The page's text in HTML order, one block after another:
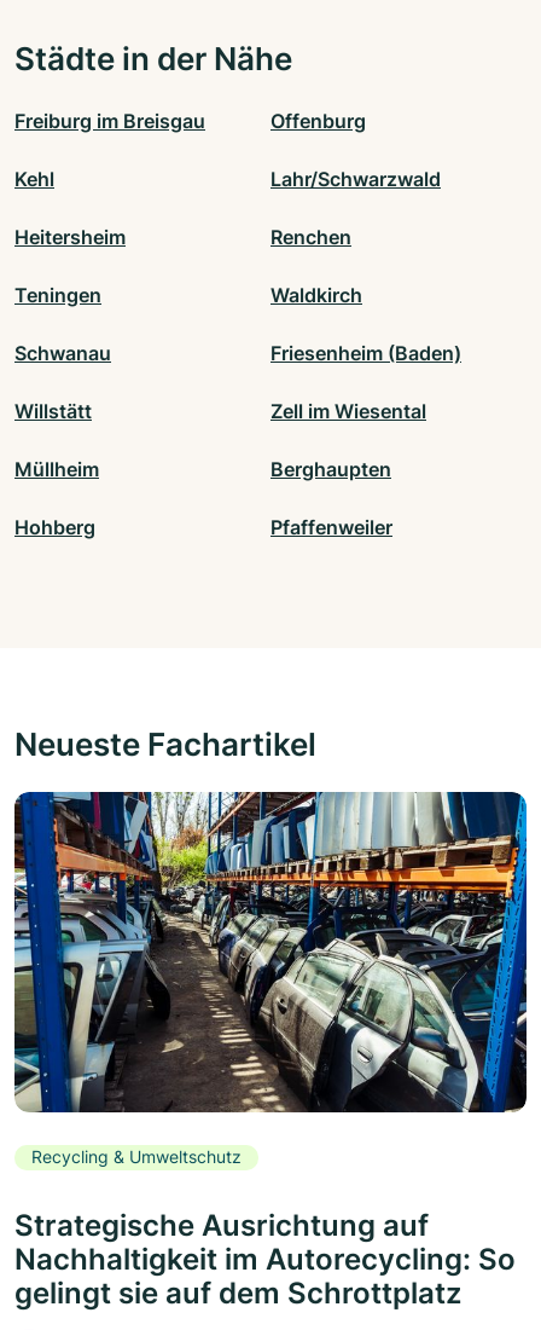
Städte in der Nähe
Freiburg im Breisgau Offenburg
Kehl Lahr/Schwarzwald
Heitersheim Renchen
Teningen Waldkirch
Schwanau Friesenheim (Baden)
Willstätt Zell im Wiesental
Müllheim Berghaupten
Hohberg Pfaffenweiler
Neueste Fachartikel
Recycling & Umweltschutz
Strategische Ausrichtung auf
Nachhaltigkeit im Autorecycling: So
gelingt sie auf dem Schrottplatz